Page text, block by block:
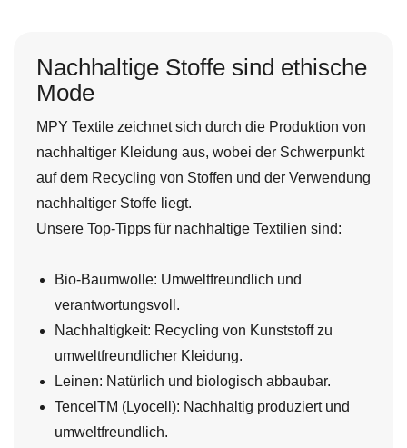
Nachhaltige Stoffe sind ethische
Mode
MPY Textile zeichnet sich durch die Produktion von
nachhaltiger Kleidung aus, wobei der Schwerpunkt
auf dem Recycling von Stoffen und der Verwendung
nachhaltiger Stoffe liegt.
Unsere Top-Tipps für nachhaltige Textilien sind:
Bio-Baumwolle: Umweltfreundlich und
verantwortungsvoll.
Nachhaltigkeit: Recycling von Kunststoff zu
umweltfreundlicher Kleidung.
Leinen: Natürlich und biologisch abbaubar.
TencelTM (Lyocell): Nachhaltig produziert und
umweltfreundlich.